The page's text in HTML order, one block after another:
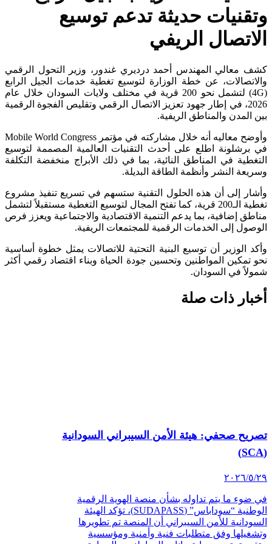
حديثة تدعم توسيع
الريفي
معالي المهندس أحمد درديري غندور، وزير التحول الرقمي
عن خطة الوزارة لتوسيع تغطية خدمات الجيل الرابع
(4G) لتشمل نحو 200 قرية في مختلف ولايات السودان خلال عام
2026، في إطار جهود تعزيز الاتصال الرقمي وتقليص الفجوة الرقمية
المدن والمناطق الريفية.
وأوضح معاليه أنه خلال مشاركته في مؤتمر Mobile World Congress
برشلونة اطلع على أحدث التقنيات العالمية المصممة لتوسيع
في المناطق النائية، بما في ذلك الأبراج منخفضة التكلفة
النشر وأنظمة الطاقة البديلة.
إلى أن هذه الحلول التقنية ستسهم في تسريع تنفيذ مشروع
تغطية الـ200 قرية، كما تفتح المجال لتوسيع التغطية مستقبلاً لتشمل
إضافية، بما يدعم التنمية الاقتصادية والاجتماعية ويعزز فرص
إلى الخدمات الرقمية للمجتمعات الريفية.
الوزير أن توسيع البنية التحتية للاتصالات يمثل خطوة أساسية
تمكين المواطنين وتحسين جودة الحياة وبناء اقتصاد رقمي أكثر
في السودان.
ذات صلة
صحفي: هيئة الأمن السيبراني السودانية
ضوء ما يتم تداوله بشأن منصة الهوية الرقمية
الوطنية “سوداباس” (SUDAPASS)، تؤكد الهيئة
للأمن السيبراني أن المنصة تم تطويرها
وفق متطلبات فنية وأمنية ومؤسسية